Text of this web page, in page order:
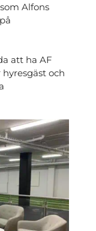
Alfons
att ha AF
och